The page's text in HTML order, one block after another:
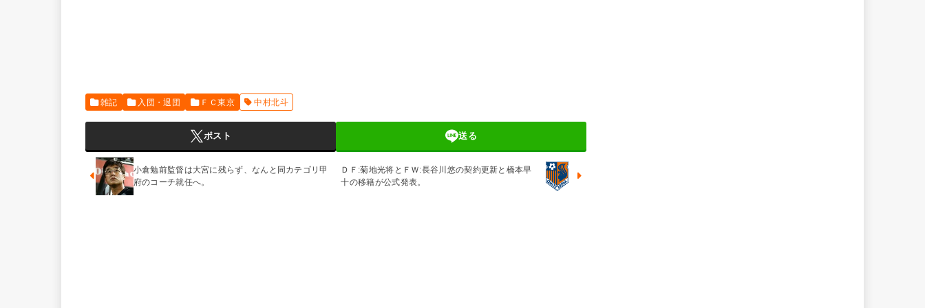
雑記 入団・退団 ＦＣ東京 中村北斗
ポスト 送る
小倉勉前監督は大宮に残らず、なんと同カテゴリ甲
府のコーチ就任へ。
ＤＦ:菊地光将とＦＷ:長谷川悠の契約更新と橋本早
十の移籍が公式発表。